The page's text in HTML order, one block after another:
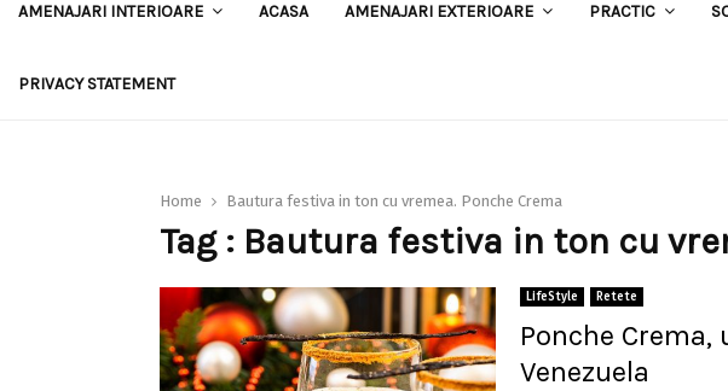
AMENAJARI INTERIOARE ACASA AMENAJARI EXTERIOARE PRACTIC
PRIVACY STATEMENT
Home Bautura festiva in ton cu vremea. Ponche Crema
Tag : Bautura festiva in ton cu
LifeStyle Retete
Ponche
Venezuela